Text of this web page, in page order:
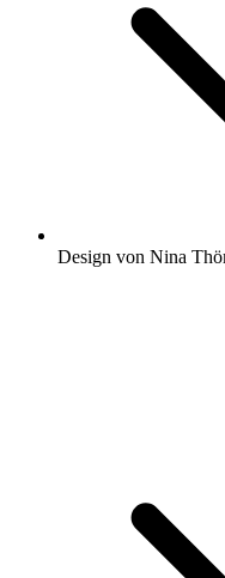
Design von Nina